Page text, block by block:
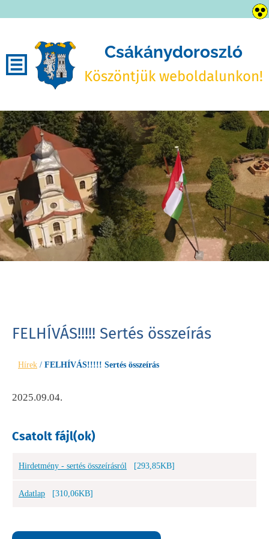
Csákánydoroszló
Köszöntjük weboldalunkon!
FELHÍVÁS!!!!! Sertés összeírás
Hírek / FELHÍVÁS!!!!! Sertés összeírás
2025.09.04.
Csatolt fájl(ok)
Hirdetmény - sertés összeírásról [293,85KB]
Adatlap [310,06KB]